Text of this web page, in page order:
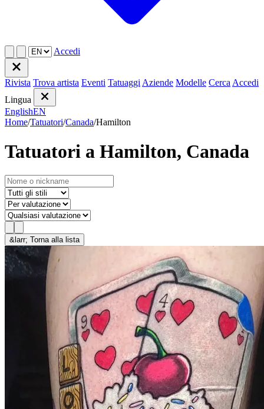
Accedi
Rivista Trova artista Eventi Tatuaggi Aziende Modelle Cerca Accedi
Lingua
EnglishEN
Home/Tatuatori/Canada/Hamilton
Tatuatori a Hamilton, Canada
&larr; Torna alla lista